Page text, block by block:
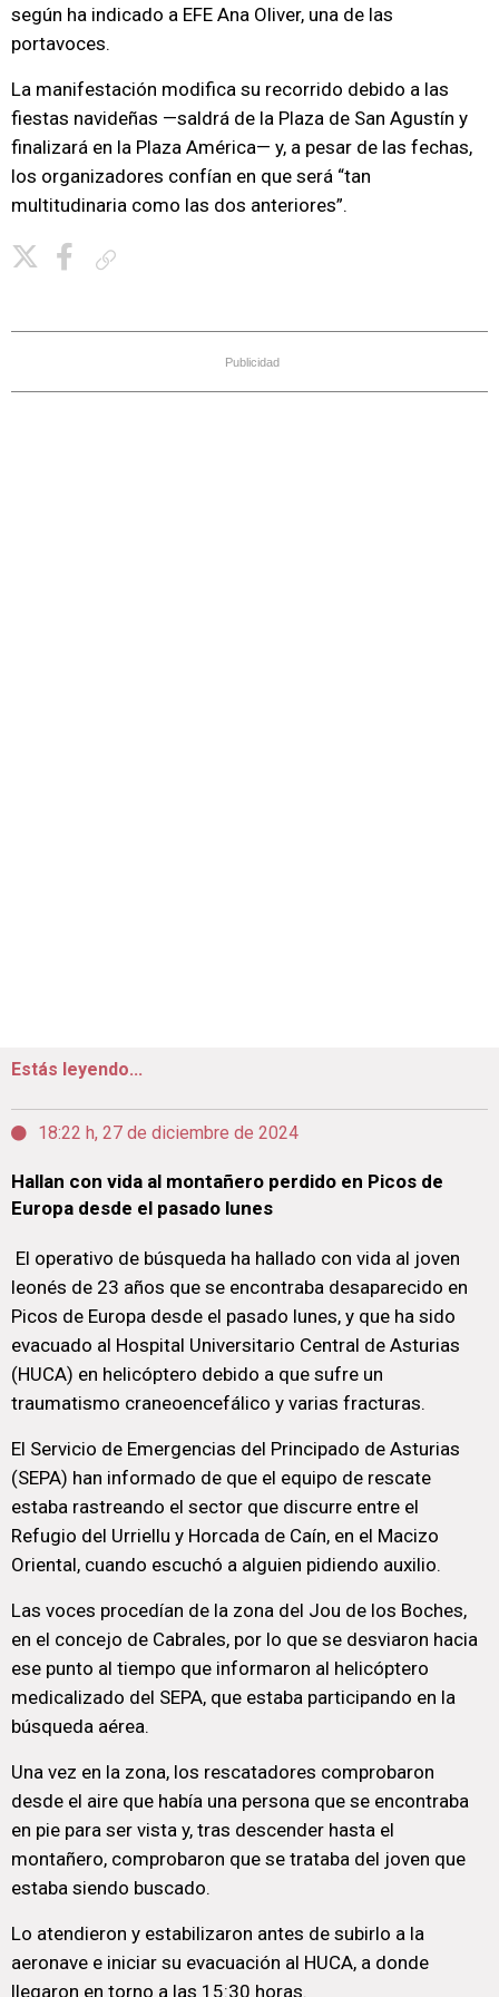
según ha indicado a EFE Ana Oliver, una de las
portavoces.
La manifestación modifica su recorrido debido a las
fiestas navideñas —saldrá de la Plaza de San Agustín y
finalizará en la Plaza América— y, a pesar de las fechas,
los organizadores confían en que será “tan
multitudinaria como las dos anteriores”.
Publicidad
Estás leyendo...
18:22 h, 27 de diciembre de 2024
Hallan con vida al montañero perdido en Picos de
Europa desde el pasado lunes
El operativo de búsqueda ha hallado con vida al joven
leonés de 23 años que se encontraba desaparecido en
Picos de Europa desde el pasado lunes, y que ha sido
evacuado al Hospital Universitario Central de Asturias
(HUCA) en helicóptero debido a que sufre un
traumatismo craneoencefálico y varias fracturas.
El Servicio de Emergencias del Principado de Asturias
(SEPA) han informado de que el equipo de rescate
estaba rastreando el sector que discurre entre el
Refugio del Urriellu y Horcada de Caín, en el Macizo
Oriental, cuando escuchó a alguien pidiendo auxilio.
Las voces procedían de la zona del Jou de los Boches,
en el concejo de Cabrales, por lo que se desviaron hacia
ese punto al tiempo que informaron al helicóptero
medicalizado del SEPA, que estaba participando en la
búsqueda aérea.
Una vez en la zona, los rescatadores comprobaron
desde el aire que había una persona que se encontraba
en pie para ser vista y, tras descender hasta el
montañero, comprobaron que se trataba del joven que
estaba siendo buscado.
Lo atendieron y estabilizaron antes de subirlo a la
aeronave e iniciar su evacuación al HUCA, a donde
llegaron en torno a las 15:30 horas.